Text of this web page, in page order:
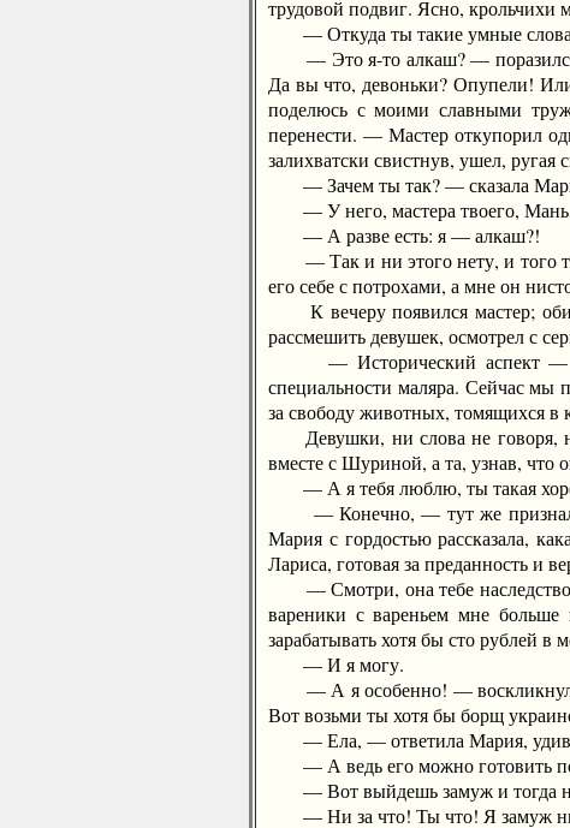
трудовой подвиг. Ясно,
— Откуда ты такие умные
— Это я-то алкаш? — поразился
Да вы что, девоньки? Опупели!
поделюсь с моими славными
перенести. — Мастер откупорил
залихватски свистнув, ушел, ругая
— Зачем ты так? — сказала
— У него, мастера твоего,
— А разве есть: я — алкаш?!
— Так и ни этого нету, и того
его себе с потрохами, а мне он
К вечеру появился мастер;
рассмешить девушек, осмотрел с
— Исторический аспект — да!
специальности маляра. Сейчас мы
за свободу животных, томящихся в
Девушки, ни слова не говоря,
вместе с Шуриной, а та, узнав, что
— А я тебя люблю, ты такая
— Конечно, — тут же
Мария с гордостью рассказала,
Лариса, готовая за преданность и
— Смотри, она тебе наследство
вареники с вареньем мне
зарабатывать хотя бы сто рублей в
— И я могу.
— А я особенно! — воскликнула
Вот возьми ты хотя бы борщ
— Ела, — ответила Мария,
— А ведь его можно готовить
— Вот выйдешь замуж и тогда
— Ни за что! Ты что! Я замуж